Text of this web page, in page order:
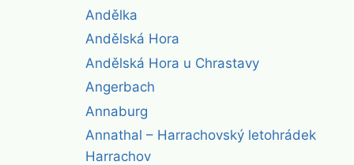
Andělka
Andělská Hora
Andělská Hora u Chrastavy
Angerbach
Annaburg
Annathal – Harrachovský letohrádek
Harrachov